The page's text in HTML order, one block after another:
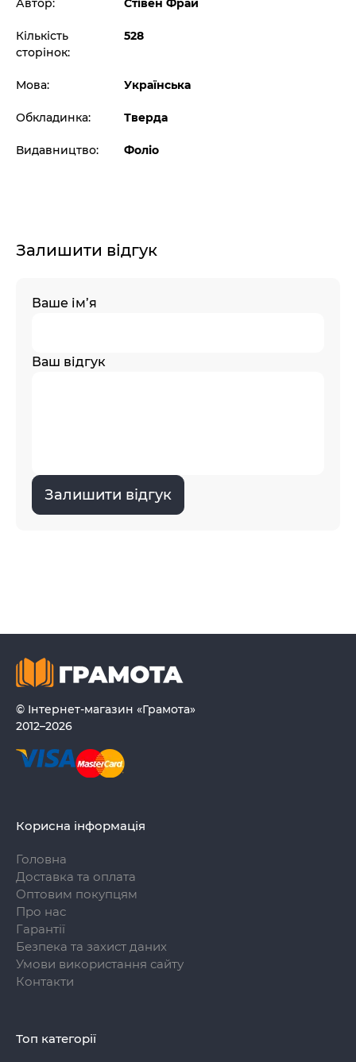
Автор: Стівен Фрай
Кількість
сторінок:
528
Мова: Українська
Обкладинка: Тверда
Видавництво: Фоліо
Залишити відгук
Ваше ім’я
Ваш відгук
Залишити відгук
© Інтернет-магазин «Грамота»
2012–2026
Корисна інформація
Головна
Доставка та оплата
Оптовим покупцям
Про нас
Гарантії
Безпека та захист даних
Умови використання сайту
Контакти
Топ категорії